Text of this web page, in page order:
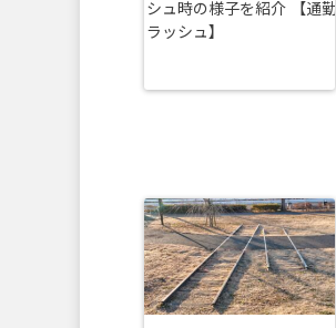
シュ時の様子を紹介 【通勤
ラッシュ】